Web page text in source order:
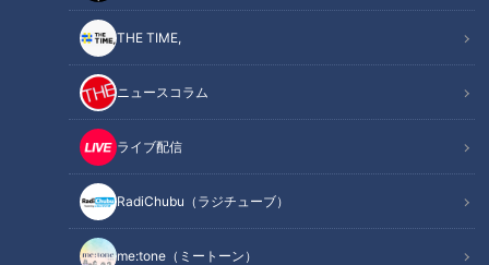
THE TIME,
ニュースコラム
ライブ配信
RadiChubu（ラジチューブ）
me:tone（ミートーン）
以心伝心の大野、神経を使うのは柳
準備と意識の大切さ
とにかく守備力をつけたい！
オススメ関連コンテンツ
今年の交流戦はまさに昇竜戦！
全国のドラゴンズファンの皆さん、やっとかめだぁなも！3週